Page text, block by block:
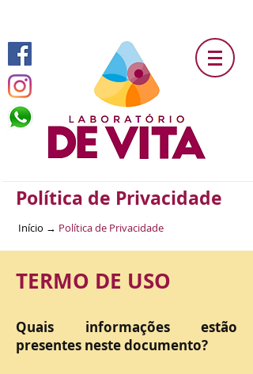
Política de Privacidade
Início → Política de Privacidade
TERMO DE USO
Quais informações estão
presentes neste documento?